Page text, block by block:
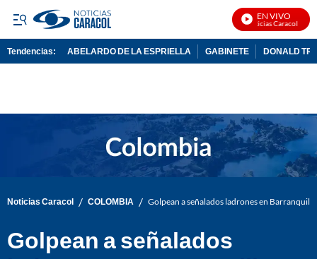
EN VIVO
Noticias Caracol En
Tendencias: ABELARDO DE LA ESPRIELLA GABINETE DONALD
Noticias Caracol / COLOMBIA / Golpean a señalados ladrones en
Golpean a señalados